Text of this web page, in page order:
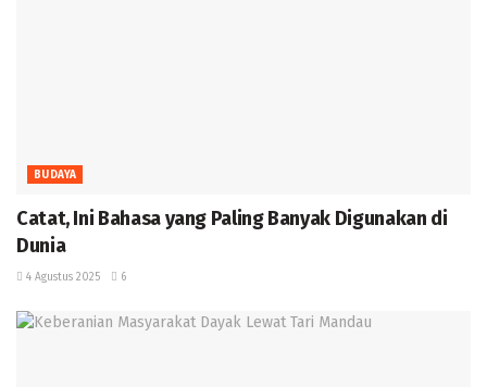
BUDAYA
‎Catat, Ini Bahasa yang Paling Banyak Digunakan di
Dunia ‎
4 Agustus 2025 6